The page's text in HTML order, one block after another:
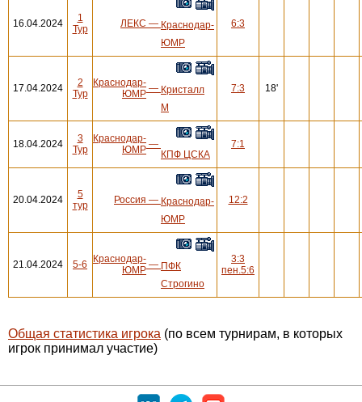
16.04.2024
1
Тур
ЛЕКС — Краснодар-
ЮМР
6:3
17.04.2024
2
Тур
Краснодар-
ЮМР — Кристалл
М
7:3 18'
18.04.2024
3
Тур
Краснодар-
ЮМР —
КПФ ЦСКА
7:1
20.04.2024
5
тур
Россия — Краснодар-
ЮМР
12:2
21.04.2024 5-6
Краснодар-
ЮМР — ПФК
Строгино
3:3
пен.5:6
Общая статистика игрока (по всем турнирам, в которых
игрок принимал участие)